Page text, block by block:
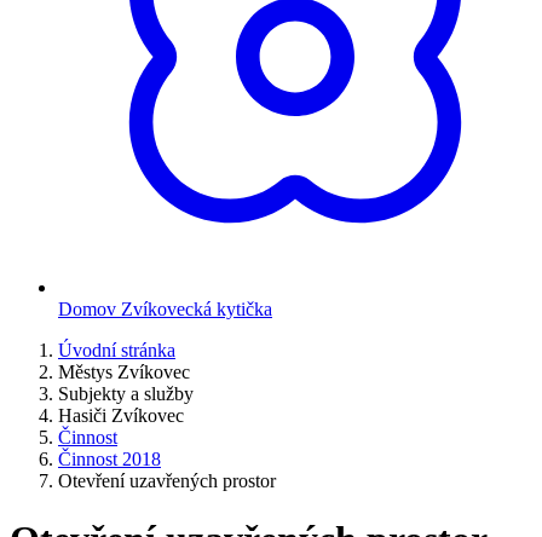
Domov Zvíkovecká kytička
Úvodní stránka
Městys Zvíkovec
Subjekty a služby
Hasiči Zvíkovec
Činnost
Činnost 2018
Otevření uzavřených prostor